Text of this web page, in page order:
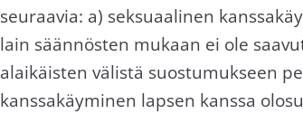
seuraavia: a) seksuaalinen
lain säännösten mukaan ei ole
alaikäisten välistä suostumukseen
kanssakäyminen lapsen kanssa